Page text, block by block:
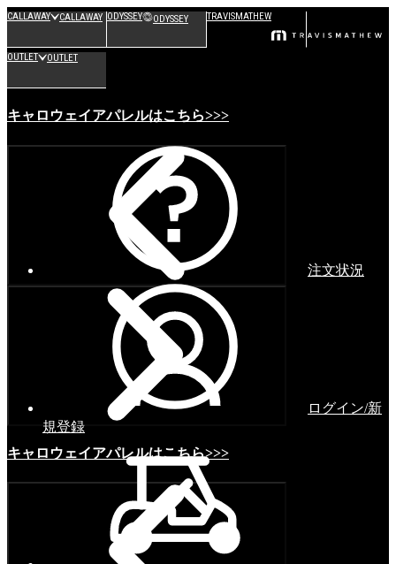
CALLAWAY CALLAWAY ODYSSEY ODYSSEY TRAVISMATHEW
OUTLET OUTLET
キャロウェイアパレルはこちら>>>
キャロウェイアパレルはこちら>>>
注文状況
ログイン/新
規登録